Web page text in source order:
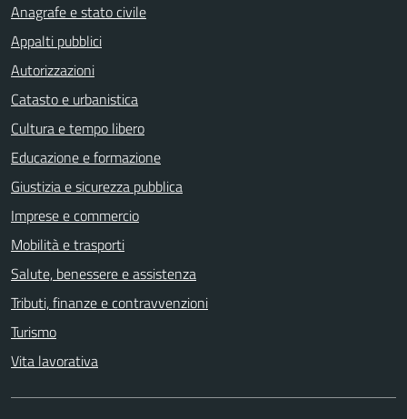
Anagrafe e stato civile
Appalti pubblici
Autorizzazioni
Catasto e urbanistica
Cultura e tempo libero
Educazione e formazione
Giustizia e sicurezza pubblica
Imprese e commercio
Mobilità e trasporti
Salute, benessere e assistenza
Tributi, finanze e contravvenzioni
Turismo
Vita lavorativa